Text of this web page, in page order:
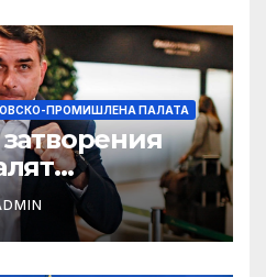
ПРОМИШЛЕНА ПАЛАТА
Флавио
президент на